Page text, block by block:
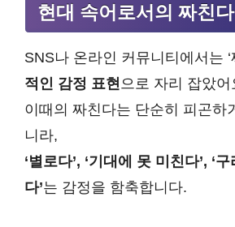
현대 속어로서의 짜친다
SNS나 온라인 커뮤니티에서는 ‘
적인 감정 표현 으로 자리 잡았어
이때의 짜친다는 단순히 피곤하
니라,
‘별로다’, ‘기대에 못 미친다’, ‘구
다’는 감정을 함축합니다.